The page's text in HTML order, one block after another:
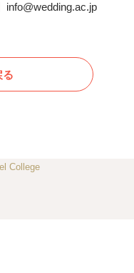
info@wedding.ac.jp
る
College